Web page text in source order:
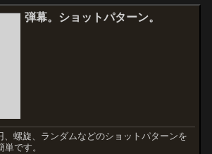
弾幕。ショットパターン。
、螺旋、ランダムなどのショットパターンを
です。